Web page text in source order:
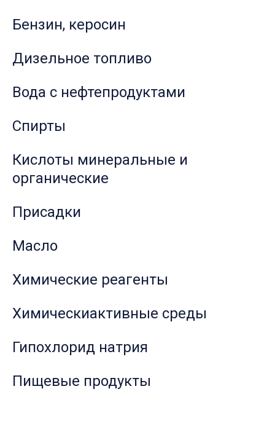
Бензин, керосин
Дизельное топливо
Вода с нефтепродуктами
Спирты
Кислоты минеральные и
органические
Присадки
Масло
Химические реагенты
Химическиактивные среды
Гипохлорид натрия
Пищевые продукты